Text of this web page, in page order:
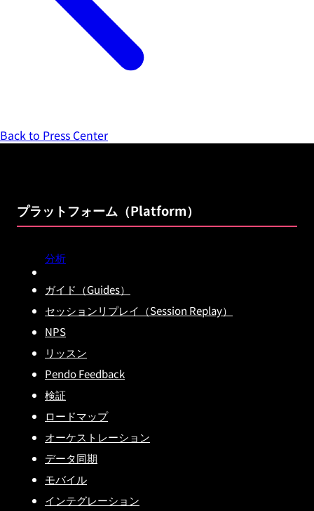
Back to Press Center
プラットフォーム（Platform）
分析
ガイド（Guides）
セッションリプレイ（Session Replay）
NPS
リッスン
Pendo Feedback
検証
ロードマップ
オーケストレーション
データ同期
モバイル
インテグレーション